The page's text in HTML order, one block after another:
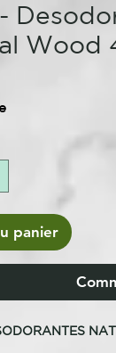
Wood
panier